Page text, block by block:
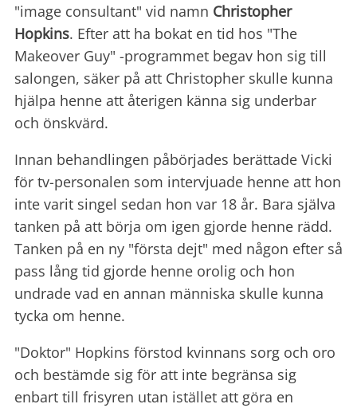
"image consultant" vid namn Christopher
Hopkins. Efter att ha bokat en tid hos "The
Makeover Guy" -programmet begav hon sig till
salongen, säker på att Christopher skulle kunna
hjälpa henne att återigen känna sig underbar
och önskvärd.
Innan behandlingen påbörjades berättade Vicki
för tv-personalen som intervjuade henne att hon
inte varit singel sedan hon var 18 år. Bara själva
tanken på att börja om igen gjorde henne rädd.
Tanken på en ny "första dejt" med någon efter så
pass lång tid gjorde henne orolig och hon
undrade vad en annan människa skulle kunna
tycka om henne.
"Doktor" Hopkins förstod kvinnans sorg och oro
och bestämde sig för att inte begränsa sig
enbart till frisyren utan istället att göra en